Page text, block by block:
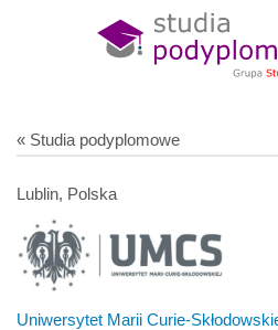
« Studia podyplomowe
Lublin, Polska
Uniwersytet Marii Curie-